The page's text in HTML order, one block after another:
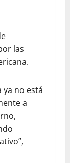
las
ya no está
a